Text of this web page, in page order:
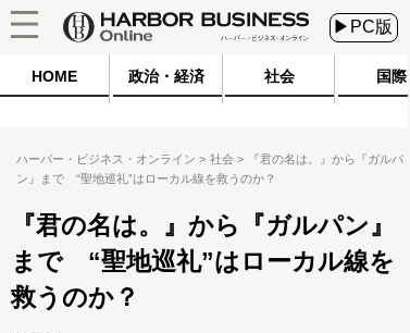
▶PC版
HOME 政治・経済 社会 国際
ハーバー・ビジネス・オンライン 社会
『君の名は。』から『ガルパ
ン』まで “聖地巡礼”はローカル線を救うのか？
『君の名は。』から『ガルパン』
まで “聖地巡礼”はローカル線を
救うのか？